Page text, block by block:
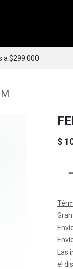
a $299.000
$
Las
el